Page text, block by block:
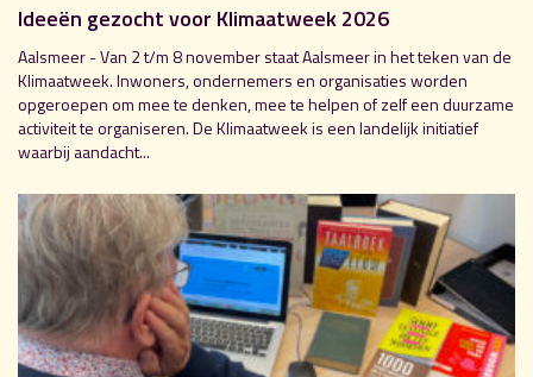
Ideeën gezocht voor Klimaatweek 2026
Aalsmeer - Van 2 t/m 8 november staat Aalsmeer in het teken van de
Klimaatweek. Inwoners, ondernemers en organisaties worden
opgeroepen om mee te denken, mee te helpen of zelf een duurzame
activiteit te organiseren. De Klimaatweek is een landelijk initiatief
waarbij aandacht...